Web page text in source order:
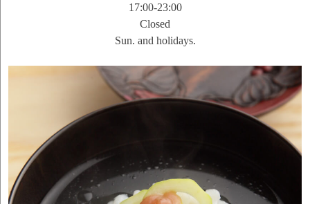
17:00-23:00
Closed
Sun. and holidays.